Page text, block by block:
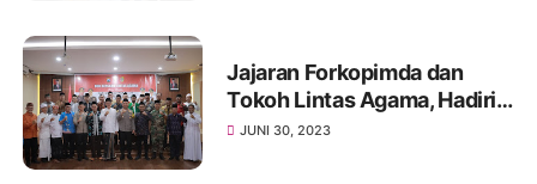
Jajaran Forkopimda dan
Tokoh Lintas Agama, Hadiri
Doa Bersama HUT
JUNI 30, 2023